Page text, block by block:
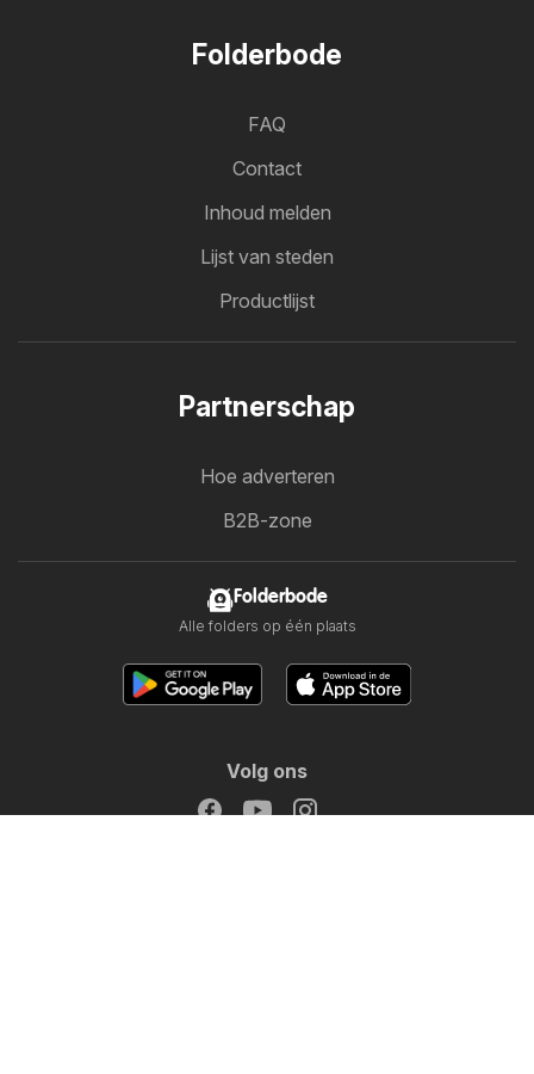
Folderbode
FAQ
Contact
Inhoud melden
Lijst van steden
Productlijst
Partnerschap
Hoe adverteren
B2B-zone
Folderbode
Alle folders op één plaats
Volg ons